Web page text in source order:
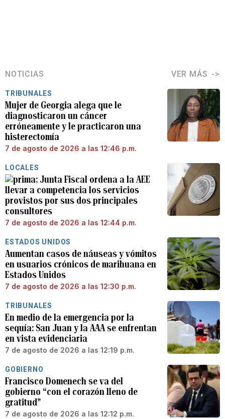
NOTICIAS VER MÁS
TRIBUNALES
Mujer de Georgia alega que le
diagnosticaron un cáncer
erróneamente y le practicaron una
histerectomía
7 de agosto de 2026 a las 12:46 p.m.
LOCALES
Junta Fiscal ordena a la AEE
llevar a competencia los servicios
provistos por sus dos principales
consultores
7 de agosto de 2026 a las 12:44 p.m.
ESTADOS UNIDOS
Aumentan casos de náuseas y vómitos
en usuarios crónicos de marihuana en
Estados Unidos
7 de agosto de 2026 a las 12:30 p.m.
TRIBUNALES
En medio de la emergencia por la
sequía: San Juan y la AAA se enfrentan
en vista evidenciaria
7 de agosto de 2026 a las 12:19 p.m.
GOBIERNO
Francisco Domenech se va del
gobierno “con el corazón lleno de
gratitud”
7 de agosto de 2026 a las 12:12 p.m.